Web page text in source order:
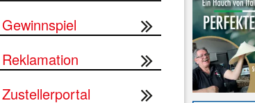
Gewinnspiel
Reklamation
Zustellerportal